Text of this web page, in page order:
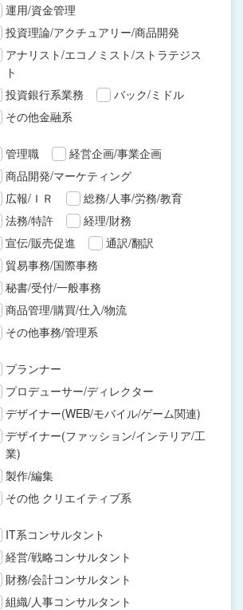
運用/資金管理
投資理論/アクチュアリー/商品開発
アナリスト/エコノミスト/ストラテジス
ト
投資銀行系業務
バック/ミドル
その他金融系
管理職
経営企画/事業企画
商品開発/マーケティング
広報/ＩＲ
総務/人事/労務/教育
法務/特許
経理/財務
宣伝/販売促進
通訳/翻訳
貿易事務/国際事務
秘書/受付/一般事務
商品管理/購買/仕入/物流
その他事務/管理系
プランナー
プロデューサー/ディレクター
デザイナー(WEB/モバイル/ゲーム関連)
デザイナー(ファッション/インテリア/工
業)
製作/編集
その他 クリエイティブ系
IT系コンサルタント
経営/戦略コンサルタント
財務/会計コンサルタント
組織/人事コンサルタント